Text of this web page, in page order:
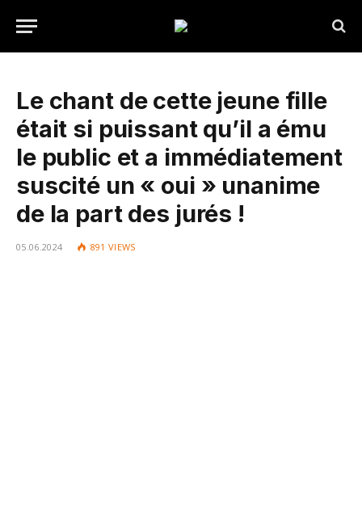
Le chant de cette jeune fille
était si puissant qu’il a ému
le public et a immédiatement
suscité un « oui » unanime
de la part des jurés !
05.06.2024 891 VIEWS